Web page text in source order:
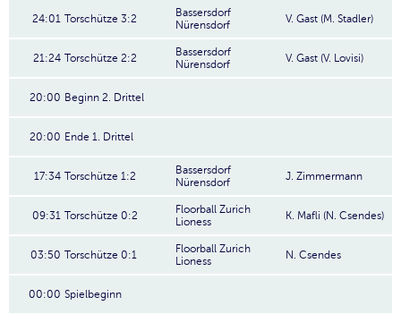
24:01 Torschütze 3:2
Bassersdorf
Nürensdorf
V. Gast (M. Stadler)
21:24 Torschütze 2:2
Bassersdorf
Nürensdorf
V. Gast (V. Lovisi)
20:00 Beginn 2. Drittel
20:00 Ende 1. Drittel
17:34 Torschütze 1:2
Bassersdorf
Nürensdorf
J. Zimmermann
09:31 Torschütze 0:2
Floorball Zurich
Lioness
K. Mafli (N. Csendes)
03:50 Torschütze 0:1
Floorball Zurich
Lioness
N. Csendes
00:00 Spielbeginn